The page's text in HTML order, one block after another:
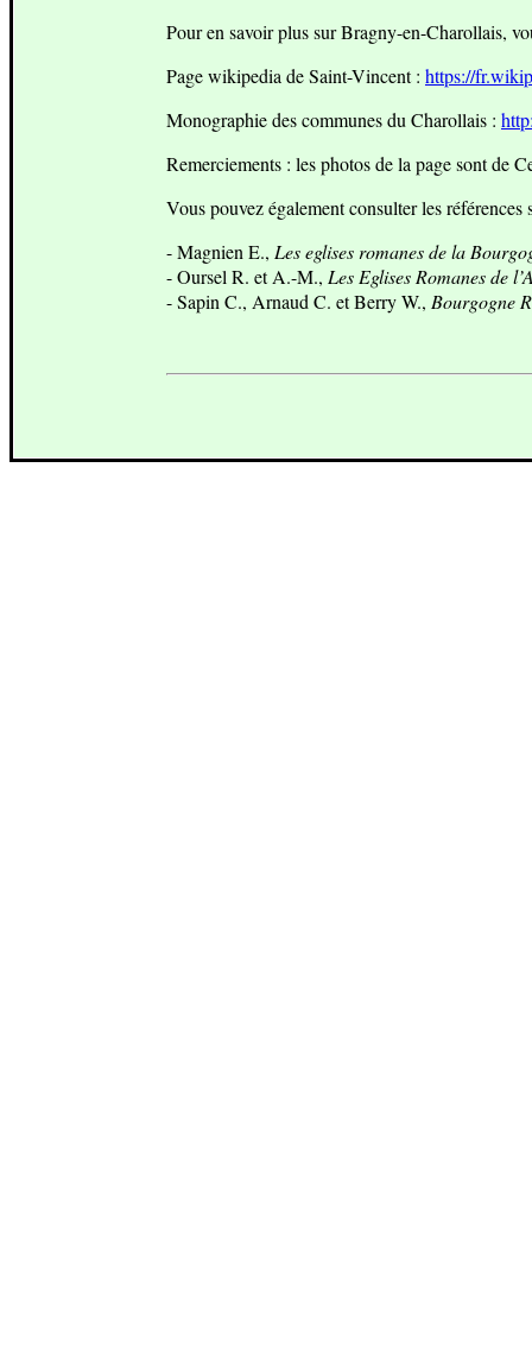
Pour en savoir plus sur Bragny-en-Charollais,
Page wikipedia de Saint-Vincent : https://
Monographie des communes du Charollais :
Remerciements : les photos de la page sont de
Vous pouvez également consulter les références
-Magnien E., Les eglises romanes de la
-Oursel R. et A.-M., Les Eglises Romanes de
- Sapin C., Arnaud C. et Berry W., Bourgogne